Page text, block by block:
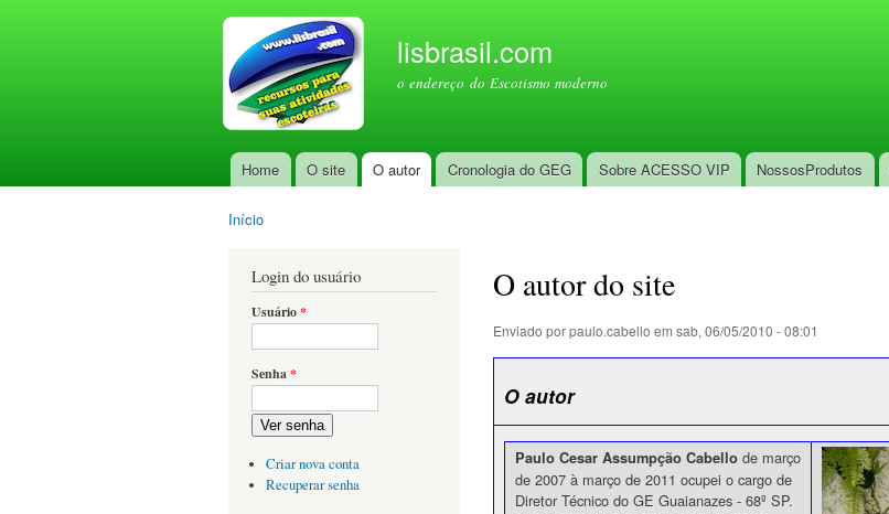
lisbrasil.com
o endereço do Escotismo moderno
Menu principal
Home O site O autor Cronologia do GEG Sobre ACESSO VIP NossosProdutos
Início
Login do usuário
Usuário*
Senha*
Ver senha
Criar nova conta
Recuperar senha
O autor do site
Enviado porpaulo.cabello em sab, 06/05/2010 - 08:01
O autor
Paulo Cesar Assumpção Cabello de março
de 2007 à março de 2011 ocupei o cargo de
Diretor Técnico do GE Guaianazes - 68º SP.